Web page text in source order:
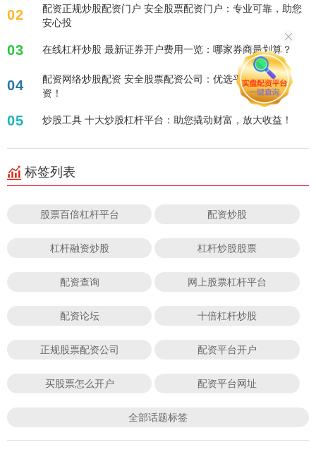
02
配资正规炒股配资门户 安全股票配资门户：专业可靠，助您
安心投
03 在线杠杆炒股 最新证券开户费用一览：哪家券商最划算？
04
配资网络炒股配资 安全股票配资公司：优选平台，稳健投
资！
05 炒股工具 十大炒股杠杆平台：助您撬动财富，放大收益！
标签列表
股票百倍杠杆平台 配资炒股
杠杆融资炒股 杠杆炒股股票
配资查询 网上股票杠杆平台
配资论坛 十倍杠杆炒股
正规股票配资公司 配资平台开户
买股票怎么开户 配资平台网址
全部话题标签